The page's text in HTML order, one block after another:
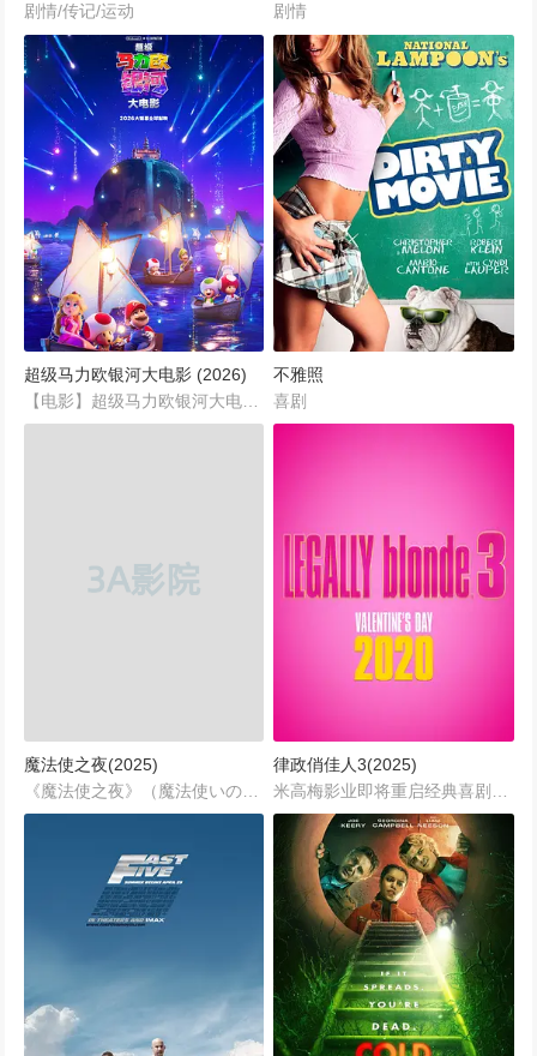
剧情/传记/运动
剧情
超级马力欧银河大电影 (2026)
【电影】超级马力欧银河大电影丨超级玛利欧银河大电影(港)丨The.Super.Mario.Galaxy.Movie【2026】...
不雅照
喜剧
魔法使之夜(2025)
《魔法使之夜》（魔法使いの夜）是由TYPE-MOON公司制作发行的一款视觉小说游戏，由奈须蘑菇（奈須きのこ）执笔创作。该作品现在将改编为剧场版动画。...
律政俏佳人3(2025)